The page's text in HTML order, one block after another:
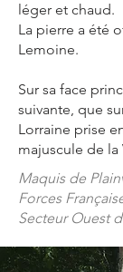
léger et chaud.
La pierre a été
Lemoine.
Sur sa face
suivante, que
Lorraine prise
majuscule de la
Maquis de
Forces
Secteur Ouest